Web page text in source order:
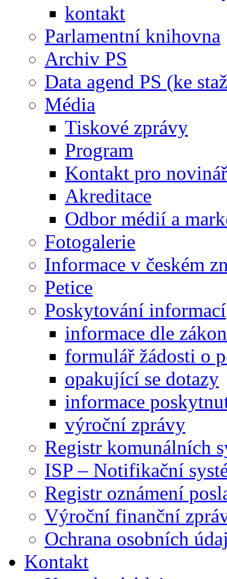
kontakt
Parlamentní knihovna
Archiv PS
Data agend PS (ke
Média
Tiskové zprávy
Program
Kontakt pro
Akreditace
Odbor médií a
Fotogalerie
Informace v českém
Petice
Poskytování informací
informace dle
formulář žádosti o
opakující se dotazy
informace
výroční zprávy
Registr komunálních
ISP – Notifikační
Registr oznámení
Výroční finanční
Ochrana osobních
Kontakt